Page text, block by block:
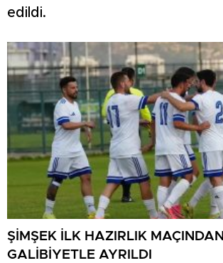
edildi.
ŞİMŞEK İLK HAZIRLIK MAÇINDAN
GALİBİYETLE AYRILDI